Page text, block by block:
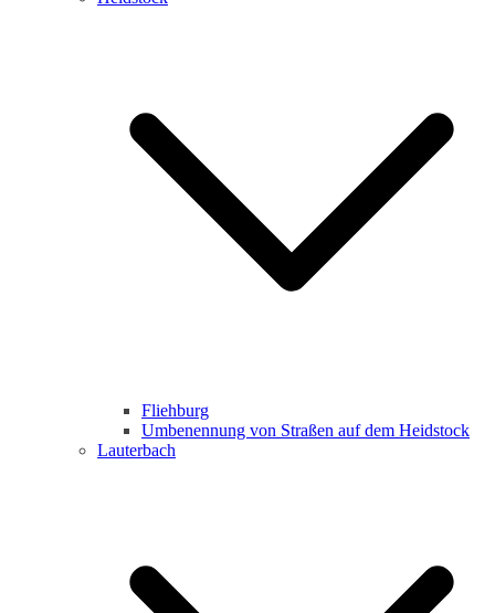
Fliehburg
Umbenennung von Straßen auf dem Heidstock
Lauterbach